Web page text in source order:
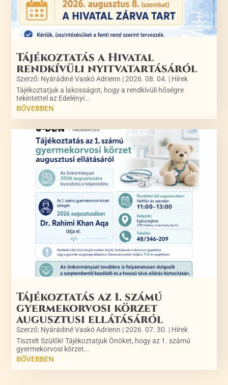
Tájékoztatás a Hivatal
rendkívüli nyitvatartásáról
Szerző: Nyárádiné Vaskó Adrienn |2026. 08. 04. | Hírek
Tájékoztatjuk a lakosságot, hogy a rendkívüli hőségre
tekintettel az Edelényi...
BŐVEBBEN
Tájékoztatás az 1. számú
gyermekorvosi körzet
augusztusi ellátásáról
Szerző: Nyárádiné Vaskó Adrienn |2026. 07. 30. | Hírek
Tisztelt Szülők! Tájékoztatjuk Önöket, hogy az 1. számú
gyermekorvosi körzet...
BŐVEBBEN